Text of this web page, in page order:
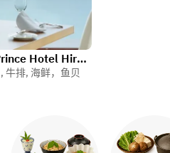
Boston / Grand Prince Hotel Hiroshima
, 牛排, 海鲜，鱼贝